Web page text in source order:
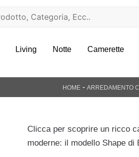
Living Notte Camerette
HOME- ARREDAMENTO
Clicca per scoprire un ricco
moderne: il modello Shape